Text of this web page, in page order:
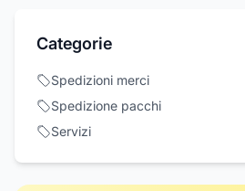
Categorie
Spedizioni merci
Spedizione pacchi
Servizi